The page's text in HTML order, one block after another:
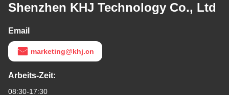
Shenzhen KHJ Technology Co., Ltd
Email
marketing@khj.cn
Arbeits-Zeit:
08:30-17:30